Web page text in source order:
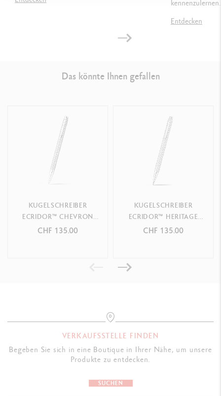
Ref. 890.345
kennenzulernen.
Entdecken
Das könnte Ihnen gefallen
KUGELSCHREIBER
ECRIDOR™ CHEVRON
PLATINBESCHICHTET
CHF 135.00
KUGELSCHREIBER
ECRIDOR™ HERITAGE
PLATINBESCHICHTET
CHF 135.00
VERKAUFSSTELLE FINDEN
Begeben Sie sich in eine Boutique in Ihrer Nähe, um unsere
Produkte zu entdecken.
SUCHEN